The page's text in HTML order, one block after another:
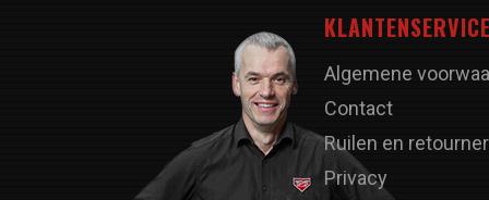
KLANTENSERVICE
Algemene
Contact
Ruilen en
Privacy